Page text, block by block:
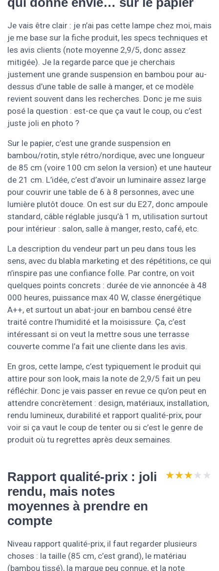
Je vais être clair : je n’ai pas cette lampe chez moi, mais
je me base sur la fiche produit, les specs techniques et
les avis clients (note moyenne 2,9/5, donc assez
mitigée). Je la regarde parce que je cherchais
justement une grande suspension en bambou pour au-
dessus d’une table de salle à manger, et ce modèle
revient souvent dans les recherches. Donc je me suis
posé la question : est-ce que ça vaut le coup, ou c’est
juste joli en photo ?
Sur le papier, c’est une grande suspension en
bambou/rotin, style rétro/nordique, avec une longueur
de 85 cm (voire 100 cm selon la version) et une hauteur
de 21 cm. L’idée, c’est d’avoir un luminaire assez large
pour couvrir une table de 6 à 8 personnes, avec une
lumière plutôt douce. On est sur du E27, donc ampoule
standard, câble réglable jusqu’à 1 m, utilisation surtout
pour intérieur : salon, salle à manger, resto, café, etc.
La description du vendeur part un peu dans tous les
sens, avec du blabla marketing et des répétitions, ce qui
n’inspire pas une confiance folle. Par contre, on voit
quelques points concrets : durée de vie annoncée à 48
000 heures, puissance max 40 W, classe énergétique
A++, et surtout un abat-jour en bambou censé être
traité contre l’humidité et la moisissure. Ça, c’est
intéressant si on veut la mettre sous une terrasse
couverte comme l’a fait une cliente dans les avis.
En gros, cette lampe, c’est typiquement le produit qui
attire pour son look, mais la note de 2,9/5 fait un peu
réfléchir. Donc je vais passer en revue ce qu’on peut en
attendre concrètement : design, matériaux, installation,
rendu lumineux, durabilité et rapport qualité-prix, pour
voir si ça vaut le coup de tenter ou si c’est le genre de
produit où tu regrettes après deux semaines.
Rapport qualité-prix : joli
rendu, mais notes
moyennes à prendre en
compte
★★★★★
★★★★★
Niveau rapport qualité-prix, il faut regarder plusieurs
choses : la taille (85 cm, c’est grand), le matériau
(bambou tissé), la marque peu connue, et la note